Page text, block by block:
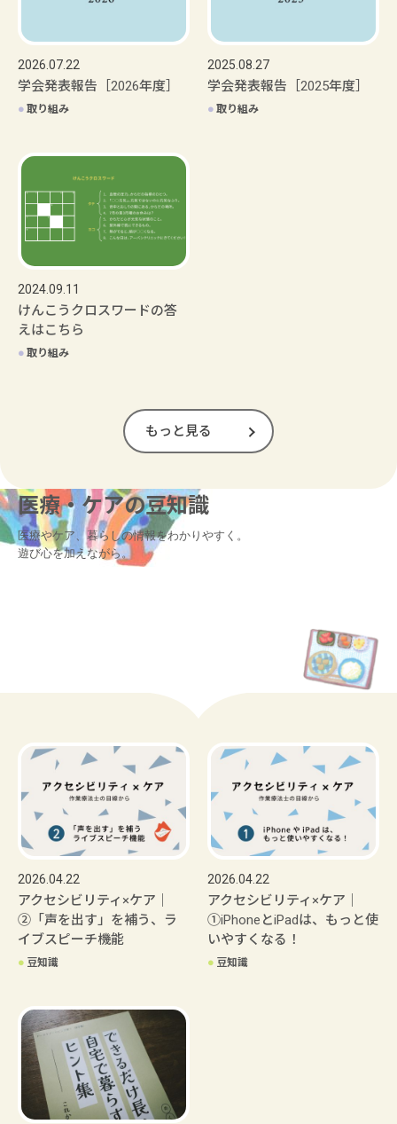
2026.07.22
学会発表報告［2026年度］
● 取り組み
2025.08.27
学会発表報告［2025年度］
● 取り組み
2024.09.11
けんこうクロスワードの答
えはこちら
● 取り組み
もっと見る
医療・ケアの豆知識
医療やケア、暮らしの情報をわかりやすく。
遊び心を加えながら。
2026.04.22
アクセシビリティ×ケア｜
②「声を出す」を補う、ラ
イブスピーチ機能
● 豆知識
2026.04.22
アクセシビリティ×ケア｜
①iPhoneとiPadは、もっと使
いやすくなる！
● 豆知識